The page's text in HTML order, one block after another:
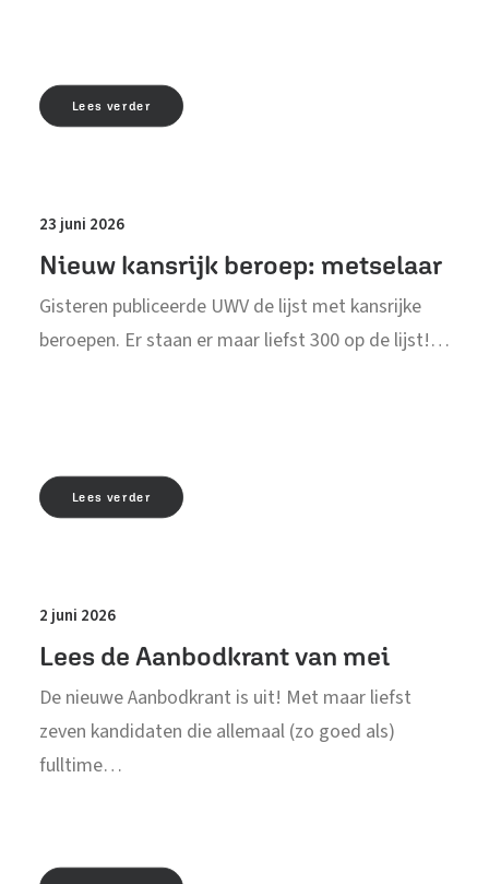
Lees verder
23 juni 2026
Nieuw kansrijk beroep: metselaar
Gisteren publiceerde UWV de lijst met kansrijke
beroepen. Er staan er maar liefst 300 op de lijst!…
Lees verder
2 juni 2026
Lees de Aanbodkrant van mei
De nieuwe Aanbodkrant is uit! Met maar liefst
zeven kandidaten die allemaal (zo goed als)
fulltime…